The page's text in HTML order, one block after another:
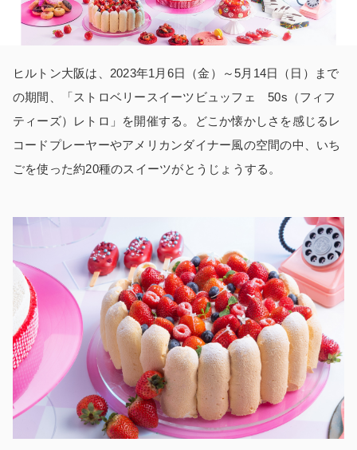
ヒルトン大阪は、2023年1月6日（金）～5月14日（日）まで
の期間、「ストロベリースイーツビュッフェ 50s（フィフ
ティーズ）レトロ」を開催する。どこか懐かしさを感じるレ
コードプレーヤーやアメリカンダイナー風の空間の中、いち
ごを使った約20種のスイーツがとうじょうする。